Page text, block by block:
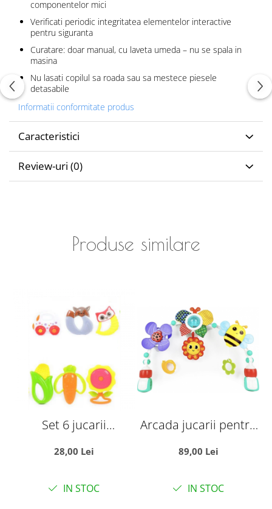
componentelor mici
Verificati periodic integritatea elementelor interactive
pentru siguranta
Curatare: doar manual, cu laveta umeda – nu se spala in
masina
Nu lasati copilul sa roada sau sa mestece piesele
detasabile
Informatii conformitate produs
Caracteristici
Review-uri (0)
Produse similare
Set 6 jucarii
suprafete moi
dentitia bebelusilor
28,00 Lei
IN STOC
Arcada jucarii pentru
zornaitoare si functii
89,00 Lei
IN STOC